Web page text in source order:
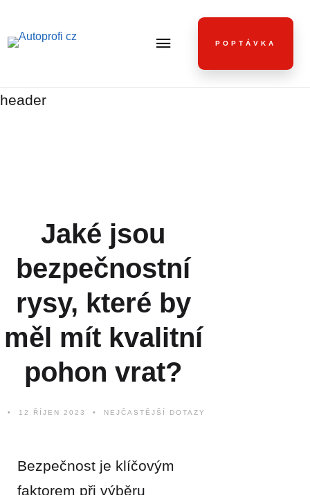
POPTÁVKA
header
Jaké jsou
bezpečnostní
rysy, které by
měl mít kvalitní
pohon vrat?
12 ŘÍJEN 2023 NEJČASTĚJŠÍ DOTAZY
Bezpečnost je klíčovým
faktorem při výběru